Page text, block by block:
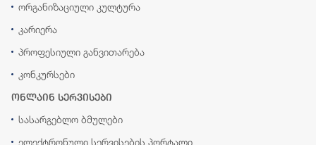
ორგანიზაციული კულტურა
კარიერა
პროფესიული განვითარება
კონკურსები
ონლაინ სერვისები
სასარგებლო ბმულები
ელექტრონული სერვისების პორტალი